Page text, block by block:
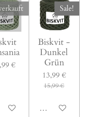
€
Verfügbarkeit
Sale!
Biskvit -
Dunkel
Grün
13,99 €
15,99 €
In den